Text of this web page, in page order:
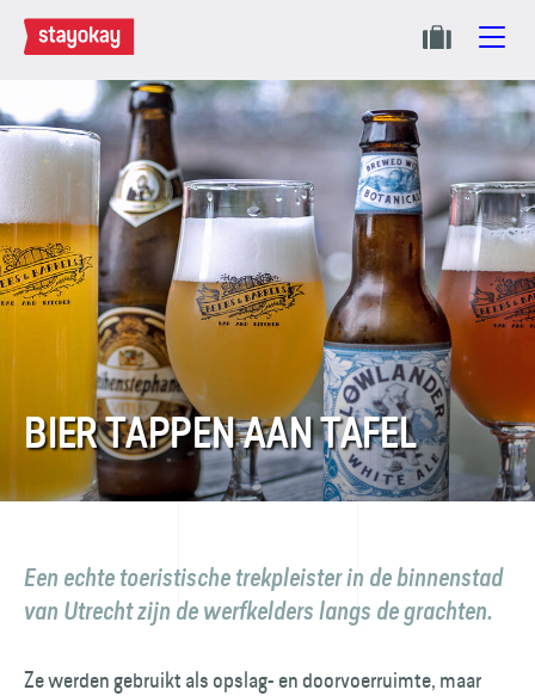
BIER TAPPEN AAN TAFEL
Een echte toeristische trekpleister in de binnenstad
van Utrecht zijn de werf­kelders langs de grachten.
Ze werden gebruikt als opslag- en doorvoer­ruimte, maar